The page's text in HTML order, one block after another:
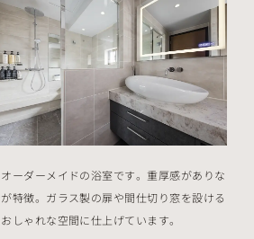
ーダーメイドの浴室です。重厚感がありな
特徴。ガラス製の扉や間仕切り窓を設ける
しゃれな空間に仕上げています。